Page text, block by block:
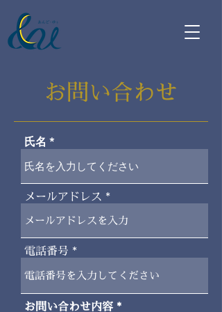
お問い合わせ
氏名
メールアドレス
電話番号
お問い合わせ内容